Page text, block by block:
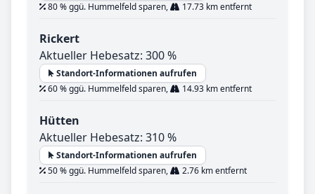
80 % ggü. Hummelfeld sparen,
17.73 km entfernt
Rickert
Aktueller Hebesatz: 300 %
Standort-Informationen aufrufen
60 % ggü. Hummelfeld sparen,
14.93 km entfernt
Hütten
Aktueller Hebesatz: 310 %
Standort-Informationen aufrufen
50 % ggü. Hummelfeld sparen,
2.76 km entfernt